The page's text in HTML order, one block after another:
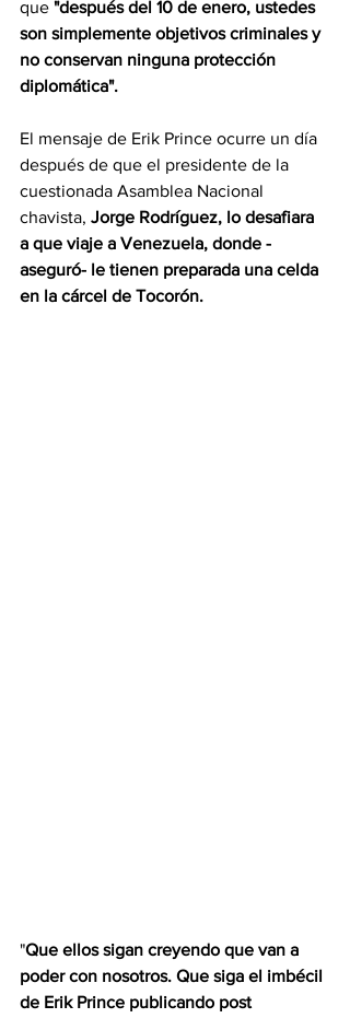
que "después del 10 de enero, ustedes
son simplemente objetivos criminales y
no conservan ninguna protección
diplomática".
El mensaje de Erik Prince ocurre un día
después de que el presidente de la
cuestionada Asamblea Nacional
chavista, Jorge Rodríguez, lo desafiara
a que viaje a Venezuela, donde -
aseguró- le tienen preparada una celda
en la cárcel de Tocorón.
"Que ellos sigan creyendo que van a
poder con nosotros. Que siga el imbécil
de Erik Prince publicando post